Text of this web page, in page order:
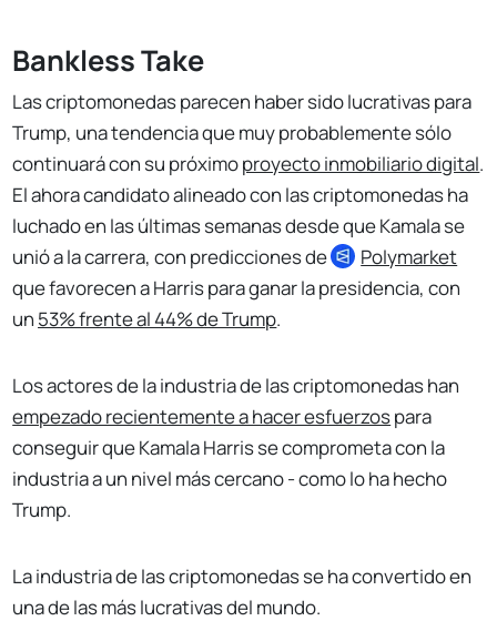
Bankless Take
Las criptomonedas parecen haber sido lucrativas para
Trump, una tendencia que muy probablemente sólo
continuará con su próximoproyecto inmobiliario digital.
El ahora candidato alineado con las criptomonedas ha
luchado en las últimas semanas desde que Kamala se
unió a la carrera, con predicciones de
Polymarket
que favorecen a Harris para ganar la presidencia, con
un 53% frente al 44% de Trump.
Los actores de la industria de las criptomonedas han
empezado recientemente a hacer esfuerzospara
conseguir que Kamala Harris se comprometa con la
industria a un nivel más cercano - como lo ha hecho
Trump.
La industria de las criptomonedas se ha convertido en
una de las más lucrativas del mundo.